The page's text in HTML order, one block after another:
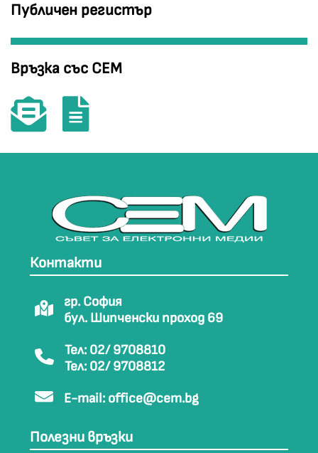
Публичен регистър
Връзка със СЕМ
Контакти
гр. София
бул. Шипченски проход 69
Тел: 02/ 9708810
Тел: 02/ 9708812
E-mail: office@cem.bg
Полезни връзки